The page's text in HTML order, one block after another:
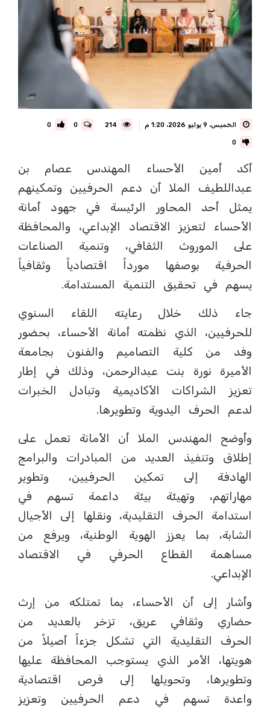
الخميس، 9 يوليو 2026، 1:20 م 0
0
0
أكد أمين الأحساء المهندس عصام بن
عبداللطيف الملا أن دعم الحرفيين وتمكينهم
يمثل أحد المحاور الرئيسة في جهود أمانة
الأحساء لتعزيز الاقتصاد الإبداعي، والمحافظة
على الموروث الثقافي، وتنمية الصناعات
الحرفية بوصفها مورداً اقتصادياً وثقافياً
يسهم في تحقيق التنمية المستدامة.
جاء ذلك خلال رعايته اللقاء السنوي
للحرفيين، الذي نظمته أمانة الأحساء، بحضور
وفد من كلية التصاميم والفنون بجامعة
الأميرة نورة بنت عبدالرحمن، وذلك في إطار
تعزيز الشراكات الأكاديمية وتبادل الخبرات
لدعم الحرف اليدوية وتطويرها.
وأوضح المهندس الملا أن الأمانة تعمل على
إطلاق وتنفيذ العديد من المبادرات والبرامج
الهادفة إلى تمكين الحرفيين، وتطوير
مهاراتهم، وتهيئة بيئة داعمة تسهم في
استدامة الحرف التقليدية، ونقلها إلى الأجيال
الشابة، بما يعزز الهوية الوطنية، ويرفع من
مساهمة القطاع الحرفي في الاقتصاد
الإبداعي.
وأشار إلى أن الأحساء، بما تمتلكه من إرث
حضاري وثقافي عريق، تزخر بالعديد من
الحرف التقليدية التي تشكل جزءاً أصيلاً من
هويتها، الأمر الذي يستوجب المحافظة عليها
وتطويرها، وتحويلها إلى فرص اقتصادية
واعدة تسهم في دعم الحرفيين وتعزيز